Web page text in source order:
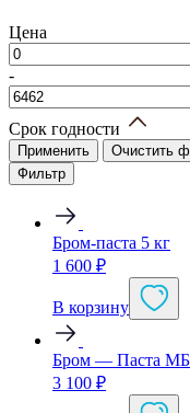
Цена
-
Срок годности
Применить
Очистить
Фильтр
Бром-паста 5 кг
1 600 ₽
В корзину
Бром — Паста
3 100 ₽